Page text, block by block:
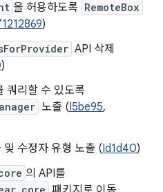
을 허용하도록 RemoteBox
)
API 삭제
)
쿼리할 수 있도록
노출 (I5be95,
수정자 유형 노출 (Id1d40)
의 API를